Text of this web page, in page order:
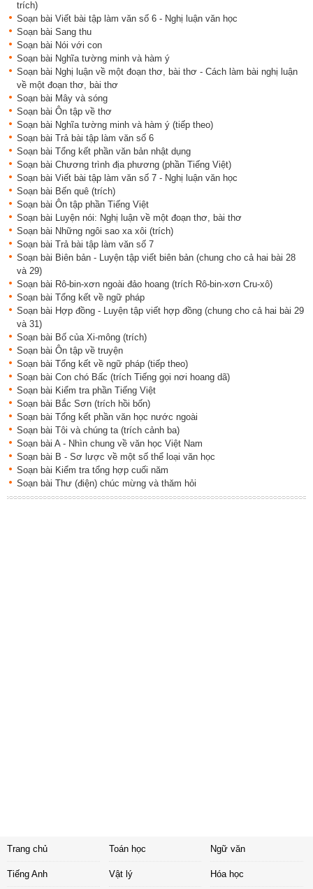
trích)
Soạn bài Viết bài tập làm văn số 6 - Nghị luận văn học
Soạn bài Sang thu
Soạn bài Nói với con
Soạn bài Nghĩa tường minh và hàm ý
Soạn bài Nghị luận về một đoạn thơ, bài thơ - Cách làm bài nghị luận
về một đoạn thơ, bài thơ
Soạn bài Mây và sóng
Soạn bài Ôn tập về thơ
Soạn bài Nghĩa tường minh và hàm ý (tiếp theo)
Soạn bài Trả bài tập làm văn số 6
Soạn bài Tổng kết phần văn bản nhật dụng
Soạn bài Chương trình địa phương (phần Tiếng Việt)
Soạn bài Viết bài tập làm văn số 7 - Nghị luận văn học
Soạn bài Bến quê (trích)
Soạn bài Ôn tập phần Tiếng Việt
Soạn bài Luyện nói: Nghị luận về một đoạn thơ, bài thơ
Soạn bài Những ngôi sao xa xôi (trích)
Soạn bài Trả bài tập làm văn số 7
Soạn bài Biên bản - Luyện tập viết biên bản (chung cho cả hai bài 28
và 29)
Soạn bài Rô-bin-xơn ngoài đảo hoang (trích Rô-bin-xơn Cru-xô)
Soạn bài Tổng kết về ngữ pháp
Soạn bài Hợp đồng - Luyện tập viết hợp đồng (chung cho cả hai bài 29
và 31)
Soạn bài Bố của Xi-mông (trích)
Soạn bài Ôn tập về truyện
Soạn bài Tổng kết về ngữ pháp (tiếp theo)
Soạn bài Con chó Bấc (trích Tiếng gọi nơi hoang dã)
Soạn bài Kiểm tra phần Tiếng Việt
Soạn bài Bắc Sơn (trích hồi bốn)
Soạn bài Tổng kết phần văn học nước ngoài
Soạn bài Tôi và chúng ta (trích cảnh ba)
Soạn bài A - Nhìn chung về văn học Việt Nam
Soạn bài B - Sơ lược về một số thể loại văn học
Soạn bài Kiểm tra tổng hợp cuối năm
Soạn bài Thư (điện) chúc mừng và thăm hỏi
Trang chủ Toán học Ngữ văn
Tiếng Anh Vật lý Hóa học